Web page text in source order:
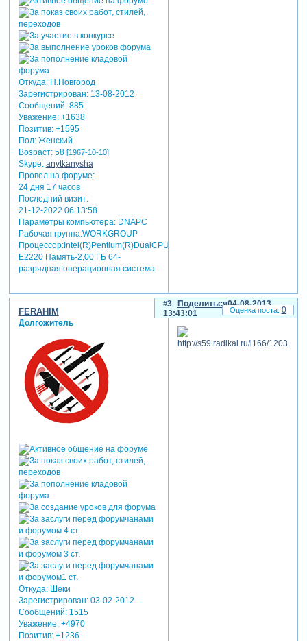
Откуда:Н.Новгород
Зарегистрирован: 13-08-2012
Сообщений:885
Уважение: +1638
Позитив: +1595
Пол:Женский
Возраст:58 [1967-10-10]
Skype: anytkanysha
Провел на форуме:
24 дня 17 часов
Последний визит:
21-12-2022 06:13:58
Параметры компьютера:DNAPC
Рабочая группа:WORKGROUP
Процессор:Intel(R)Pentium(R)DualCPU
E2220 Память-2,00 ГБ 64-
разрядная операционная система
Поделиться
3
04-08-2013
13:43:01
FERAHIM
Долгожитель
Откуда:Шеки
Зарегистрирован: 03-02-2012
Сообщений:1515
Уважение: +4970
Позитив: +1236
0